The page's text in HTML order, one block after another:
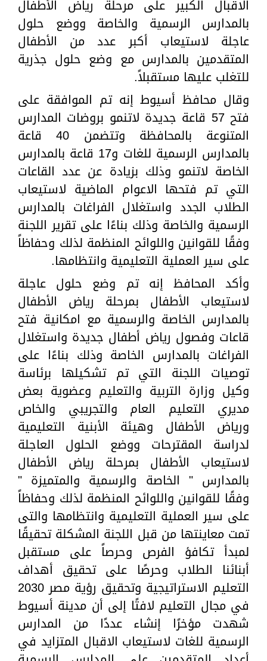
الاقبال الكبير على مرحلة رياض الأطفال
بالمدارس الرسمية والخاصة ووضع حلول
عاجلة لاستيعاب أكبر عدد من الأطفال
المتقدمين بالمدارس مع وضع حلول جذرية
للتغلب عليها مستقبلاً.
وقال محافظ أسيوط إنه تم الموافقة على
فتح 57 قاعة جديدة لاتنمو بروضات المدارس
المتنوعة بالمحافظة وتتضمن 40 قاعة
بالمدارس الرسمية للغات و17 قاعة بالمدارس
الخاصة لاتنمو وذلك بزيادة عن عدد القاعات
التي تم فتحها الاعوام الماضية لاستيعاب
الطلاب الجدد واستغلال الفراغات بالمدارس
الرسمية والخاصة وذلك بناءًا على تقرير اللجنة
وفقًا للقوانين واللوائح المنظمة لذلك وحفاظاً
على سير العملية التعليمية وانتظامها.
وأكد المحافظ إنه تم وضع حلول عاجلة
لاستيعاب الأطفال بمرحلة رياض الأطفال
بالمدارس الخاصة والرسمية مع امكانية فتح
قاعات وفصول رياض أطفال جديدة واستغلال
الفراغات بالمدارس الخاصة وذلك بناءًا على
توصيات اللجنة التي تم تشكيلها برئاسة
وكيل وزارة التربية والتعليم وعضوية بعض
مديري التعليم العام والتجريبي والخاص
ورياض الأطفال وهيئة الأبنية التعليمية
لدراسة المقترحات ووضع الحلول العاجلة
لاستيعاب الأطفال بمرحلة رياض الأطفال
بالمدارس " الخاصة والرسمية والمتميزة "
وفقًا للقوانين واللوائح المنظمة لذلك وحفاظاً
على سير العملية التعليمية وانتظامها والتى
تمت معاينتها من قبل اللجنة المشكلة تحقيقًا
لمبدأ تكافؤ الفرص وحرصاً على مستقبل
أبنائنا الطلاب وحرصًا على تحقيق أهداف
التعليم الاستراتيجية وتحقيق رؤية مصر 2030
في مجال التعليم لافتًا إلى أن مدينة أسيوط
شهدت مؤخرًا إنشاء عددًا من المدارس
الرسمية للغات لاستيعاب الاقبال المتزايد في